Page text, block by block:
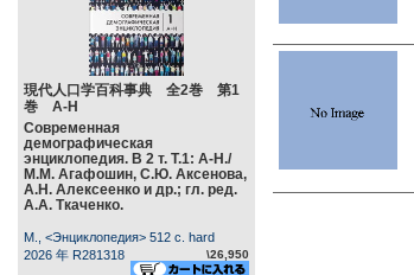
現代人口学百科事典 全2巻 第1
巻 А-Н
Современная
демографическая
энциклопедия. В 2 т. Т.1: А-Н./
М.М. Агафошин, С.Ю. Аксенова,
А.Н. Алексеенко и др.; гл. ред.
А.А. Ткаченко.
М., <Энциклопедия> 512 c. hard
2026 年 R281318
\26,950